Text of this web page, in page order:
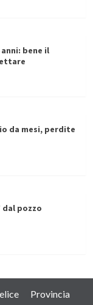
bene il
da mesi, perdite
pozzo
Provincia